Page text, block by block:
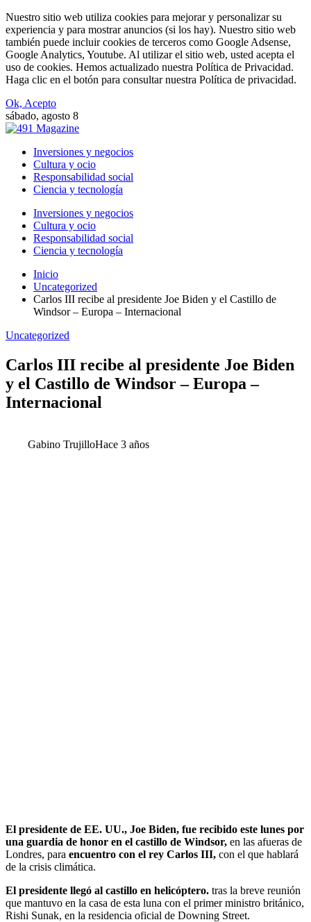
Nuestro sitio web utiliza cookies para mejorar y personalizar su
experiencia y para mostrar anuncios (si los hay). Nuestro sitio web
también puede incluir cookies de terceros como Google Adsense,
Google Analytics, Youtube. Al utilizar el sitio web, usted acepta el
uso de cookies. Hemos actualizado nuestra Política de Privacidad.
Haga clic en el botón para consultar nuestra Política de privacidad.
Ok, Acepto
sábado, agosto 8
Inversiones y negocios
Cultura y ocio
Responsabilidad social
Ciencia y tecnología
Inversiones y negocios
Cultura y ocio
Responsabilidad social
Ciencia y tecnología
Inicio
Uncategorized
Carlos III recibe al presidente Joe Biden y el Castillo de
Windsor – Europa – Internacional
Uncategorized
Carlos III recibe al presidente Joe Biden
y el Castillo de Windsor – Europa –
Internacional
Gabino TrujilloHace 3 años
El presidente de EE. UU., Joe Biden, fue recibido este lunes por
una guardia de honor en el castillo de Windsor, en las afueras de
Londres, para encuentro con el rey Carlos III, con el que hablará
de la crisis climática.
El presidente llegó al castillo en helicóptero. tras la breve reunión
que mantuvo en la casa de esta luna con el primer ministro británico,
Rishi Sunak, en la residencia oficial de Downing Street.